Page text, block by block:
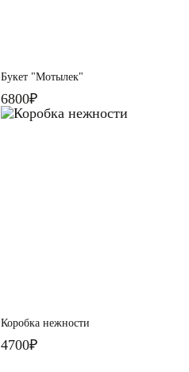
Букет "Мотылек"
6800₽
Коробка нежности
4700₽